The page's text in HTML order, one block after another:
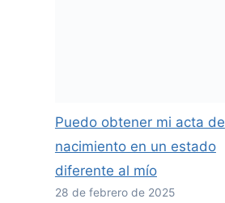
Puedo obtener mi acta de
nacimiento en un estado
diferente al mío
28 de febrero de 2025